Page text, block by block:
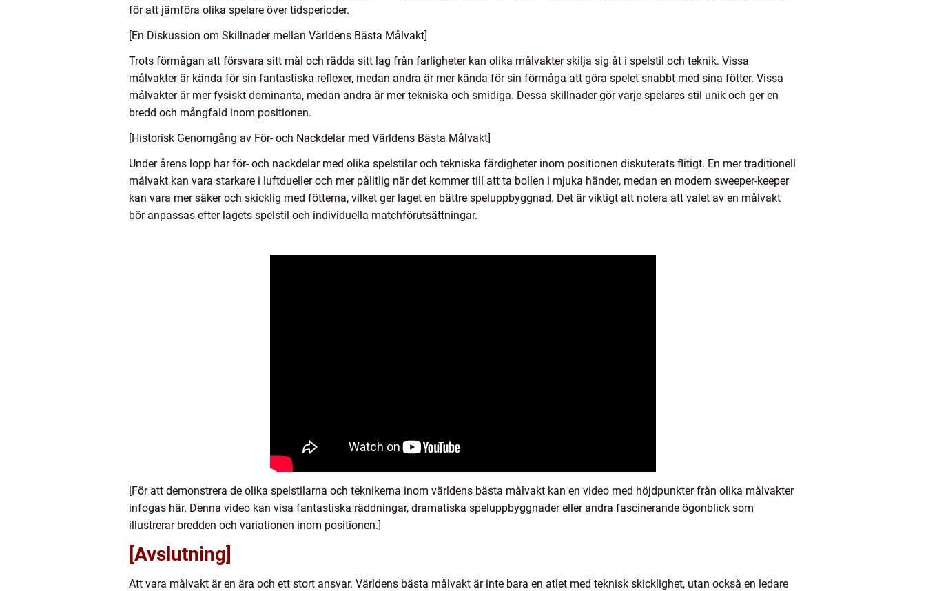
för att jämföra olika spelare över tidsperioder.
[En Diskussion om Skillnader mellan Världens Bästa Målvakt]
Trots förmågan att försvara sitt mål och rädda sitt lag från farligheter kan olika målvakter skilja sig åt i spelstil och teknik. Vissa
målvakter är kända för sin fantastiska reflexer, medan andra är mer kända för sin förmåga att göra spelet snabbt med sina fötter. Vissa
målvakter är mer fysiskt dominanta, medan andra är mer tekniska och smidiga. Dessa skillnader gör varje spelares stil unik och ger en
bredd och mångfald inom positionen.
[Historisk Genomgång av För- och Nackdelar med Världens Bästa Målvakt]
Under årens lopp har för- och nackdelar med olika spelstilar och tekniska färdigheter inom positionen diskuterats flitigt. En mer traditionell
målvakt kan vara starkare i luftdueller och mer pålitlig när det kommer till att ta bollen i mjuka händer, medan en modern sweeper-keeper
kan vara mer säker och skicklig med fötterna, vilket ger laget en bättre speluppbyggnad. Det är viktigt att notera att valet av en målvakt
bör anpassas efter lagets spelstil och individuella matchförutsättningar.
[För att demonstrera de olika spelstilarna och teknikerna inom världens bästa målvakt kan en video med höjdpunkter från olika målvakter
infogas här. Denna video kan visa fantastiska räddningar, dramatiska speluppbyggnader eller andra fascinerande ögonblick som
illustrerar bredden och variationen inom positionen.]
[Avslutning]
Att vara målvakt är en ära och ett stort ansvar. Världens bästa målvakt är inte bara en atlet med teknisk skicklighet, utan också en ledare